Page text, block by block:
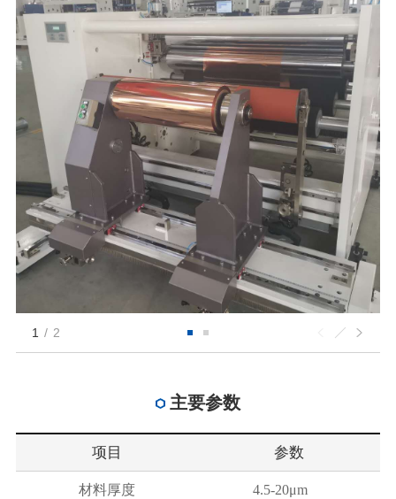
1 / 2
主要参数
项目 参数
材料厚度 4.5-20μm